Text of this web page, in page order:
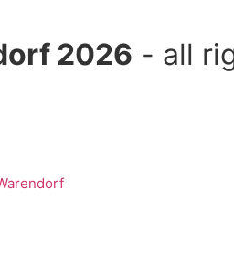
2026 - all